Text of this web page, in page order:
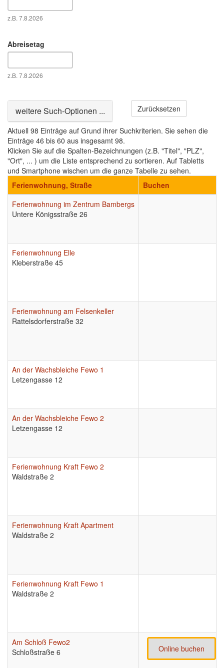
Datum
z.B. 7.8.2026
Abreisetag
Datum
z.B. 7.8.2026
Ausblenden
weitere Such-Optionen ... Zurücksetzen
Aktuell 98 Einträge auf Grund ihrer Suchkriterien. Sie sehen die
Einträge 46 bis 60 aus insgesamt 98.
Klicken Sie auf die Spalten-Bezeichnungen (z.B. "Titel", "PLZ",
"Ort", ... ) um die Liste entsprechend zu sortieren. Auf Tabletts
und Smartphone wischen um die ganze Tabelle zu sehen.
Ferienwohnung, Straße
Buchen
Ferienwohnung im Zentrum Bambergs
Untere Königsstraße 26
Ferienwohnung Elle
Kleberstraße 45
Ferienwohnung am Felsenkeller
Rattelsdorferstraße 32
An der Wachsbleiche Fewo 1
Letzengasse 12
An der Wachsbleiche Fewo 2
Letzengasse 12
Ferienwohnung Kraft Fewo 2
Waldstraße 2
Ferienwohnung Kraft Apartment
Waldstraße 2
Ferienwohnung Kraft Fewo 1
Waldstraße 2
Am Schloß Fewo2
Schloßstraße 6
Online buchen